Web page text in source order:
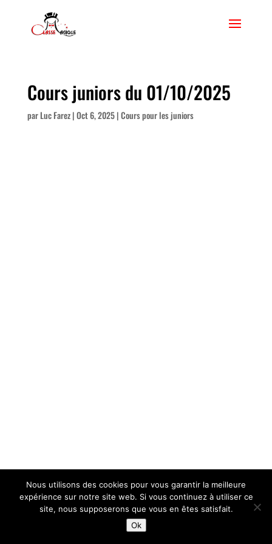
Cours juniors du 01/10/2025
parLuc Farez|Oct 6, 2025|Cours pour les juniors
Nous utilisons des cookies pour vous garantir la meilleure
expérience sur notre site web. Si vous continuez à utiliser ce
site, nous supposerons que vous en êtes satisfait.
Ok